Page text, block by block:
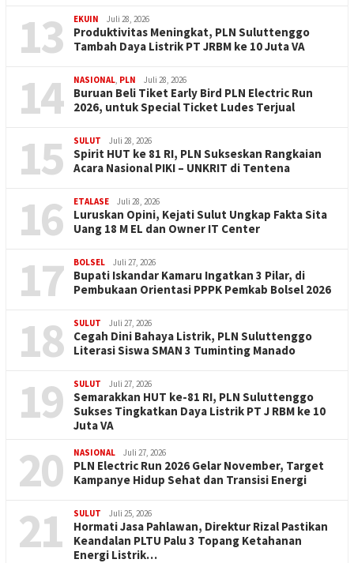
13 EKUIN Juli 28, 2026
Produktivitas Meningkat, PLN Suluttenggo
Tambah Daya Listrik PT JRBM ke 10 Juta VA
14 NASIONAL PLN Juli 28, 2026
Buruan Beli Tiket Early Bird PLN Electric Run
2026, untuk Special Ticket Ludes Terjual
15 SULUT Juli 28, 2026
Spirit HUT ke 81 RI, PLN Sukseskan Rangkaian
Acara Nasional PIKI – UNKRIT di Tentena
16 ETALASE Juli 28, 2026
Luruskan Opini, Kejati Sulut Ungkap Fakta Sita
Uang 18 M EL dan Owner IT Center
17 BOLSEL Juli 27, 2026
Bupati Iskandar Kamaru Ingatkan 3 Pilar, di
Pembukaan Orientasi PPPK Pemkab Bolsel 2026
18 SULUT Juli 27, 2026
Cegah Dini Bahaya Listrik, PLN Suluttenggo
Literasi Siswa SMAN 3 Tuminting Manado
19 SULUT Juli 27, 2026
Semarakkan HUT ke-81 RI, PLN Suluttenggo
Sukses Tingkatkan Daya Listrik PT J RBM ke 10
Juta VA
20 NASIONAL Juli 27, 2026
PLN Electric Run 2026 Gelar November, Target
Kampanye Hidup Sehat dan Transisi Energi
21 SULUT Juli 25, 2026
Hormati Jasa Pahlawan, Direktur Rizal Pastikan
Keandalan PLTU Palu 3 Topang Ketahanan
Energi Listrik…